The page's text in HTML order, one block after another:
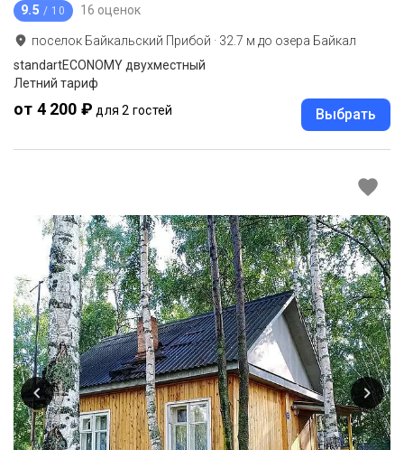
9.5 / 10 16 оценок
поселок Байкальский Прибой · 32.7 м до озера Байкал
standartECONOMY двухместный
Летний тариф
от 4 200 ₽ для 2 гостей Выбрать